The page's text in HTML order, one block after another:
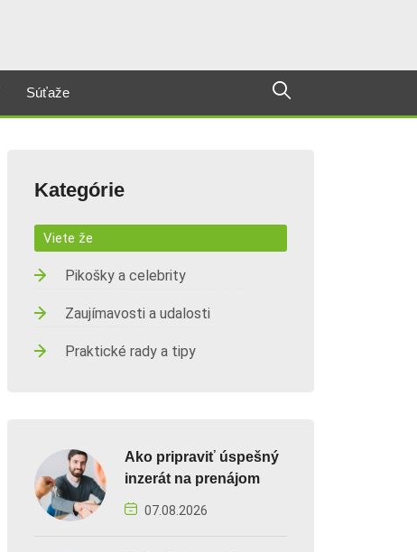
Súťaže
Kategórie
Viete že
Pikošky a celebrity
Zaujímavosti a udalosti
Praktické rady a tipy
Ako pripraviť úspešný
inzerát na prenájom
07.08.2026